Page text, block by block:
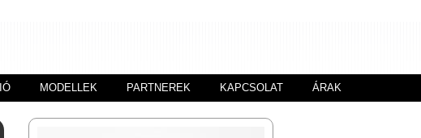
MODELLEK PARTNEREK KAPCSOLAT ÁRAK